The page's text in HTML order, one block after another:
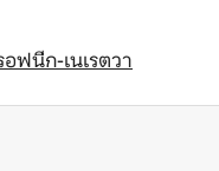
ฟนีก-เนเรตวา